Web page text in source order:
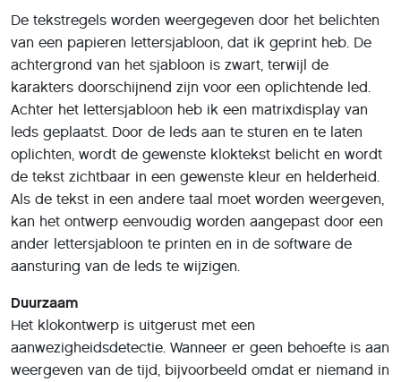
De tekstregels worden weergegeven door het belichten
van een papieren lettersjabloon, dat ik geprint heb. De
achtergrond van het sjabloon is zwart, terwijl de
karakters doorschijnend zijn voor een oplichtende led.
Achter het lettersjabloon heb ik een matrixdisplay van
leds geplaatst. Door de leds aan te sturen en te laten
oplichten, wordt de gewenste kloktekst belicht en wordt
de tekst zichtbaar in een gewenste kleur en helderheid.
Als de tekst in een andere taal moet worden weergeven,
kan het ontwerp eenvoudig worden aangepast door een
ander lettersjabloon te printen en in de software de
aansturing van de leds te wijzigen.
Duurzaam
Het klokontwerp is uitgerust met een
aanwezigheidsdetectie. Wanneer er geen behoefte is aan
weergeven van de tijd, bijvoorbeeld omdat er niemand in